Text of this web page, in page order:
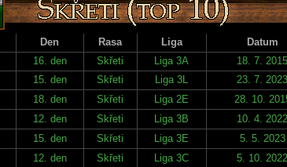
Den Rasa Liga Datum
16. den Skřeti Liga 3A 18. 7. 2015
15. den Skřeti Liga 3L 23. 7. 2023
18. den Skřeti Liga 2E 28. 10.
12. den Skřeti Liga 3B
10. 4. 2022
15. den Skřeti Liga 3E 5. 5. 2023
12. den Skřeti Liga 3C 5. 10. 2022